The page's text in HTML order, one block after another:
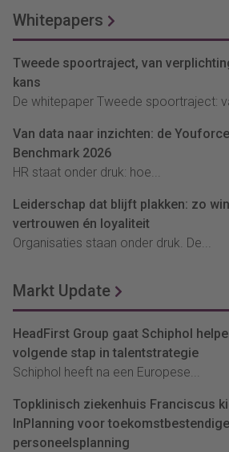
Whitepapers
Tweede spoortraject, van
kans
De whitepaper Tweede spoortraject:
Van data naar inzichten: de
Benchmark 2026
HR staat onder druk: hoe...
Leiderschap dat blijft plakken: zo
vertrouwen én loyaliteit
Organisaties staan onder druk. De...
Markt Update
HeadFirst Group gaat Schiphol
volgende stap in talentstrategie
Schiphol heeft na een Europese...
Topklinisch ziekenhuis Franciscus
InPlanning voor toekomstbestendige
personeelsplanning